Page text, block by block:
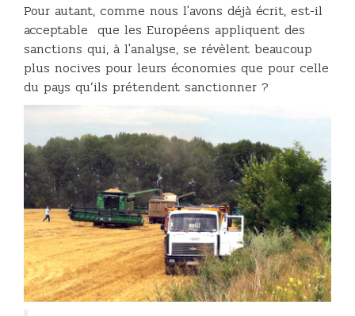
Pour autant, comme nous l'avons déjà écrit, est-il
acceptable que les Européens appliquent des
sanctions qui, à l'analyse, se révèlent beaucoup
plus nocives pour leurs économies que pour celle
du pays qu’ils prétendent sanctionner ?